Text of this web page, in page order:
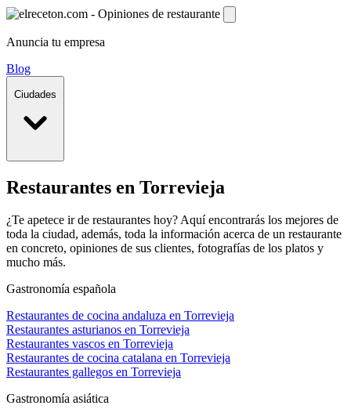
Anuncia tu empresa
Blog
Ciudades
Restaurantes en Torrevieja
¿Te apetece ir de restaurantes hoy? Aquí encontrarás los mejores de
toda la ciudad, además, toda la información acerca de un restaurante
en concreto, opiniones de sus clientes, fotografías de los platos y
mucho más.
Gastronomía española
Restaurantes de cocina andaluza en Torrevieja
Restaurantes asturianos en Torrevieja
Restaurantes vascos en Torrevieja
Restaurantes de cocina catalana en Torrevieja
Restaurantes gallegos en Torrevieja
Gastronomía asiática